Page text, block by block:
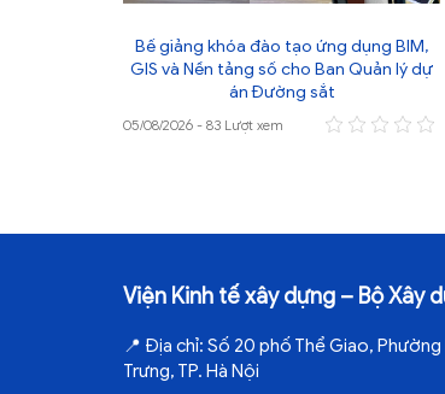
Bế giảng khóa đào tạo ứng dụng BIM,
GIS và Nền tảng số cho Ban Quản lý dự
án Đường sắt
05/08/2026 - 83 Lượt xem
Viện Kinh tế xây dựng – Bộ Xây
📍 Địa chỉ: Số 20 phố Thể Giao, Phường
Trưng, TP. Hà Nội